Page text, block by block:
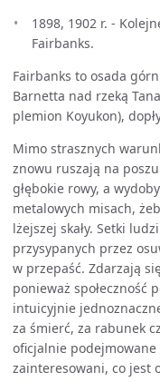
1898, 1902 r. -
Fairbanks.
Fairbanks to osada
Barnetta nad rzeką
plemion Koyukon),
Mimo strasznych
znowu ruszają na
głębokie rowy, a
metalowych misach,
lżejszej skały. Setki
przysypanych przez
w przepaść. Zdarzają
ponieważ społeczność
intuicyjnie
za śmierć, za rabunek
oficjalnie podejmowane
zainteresowani, co jest